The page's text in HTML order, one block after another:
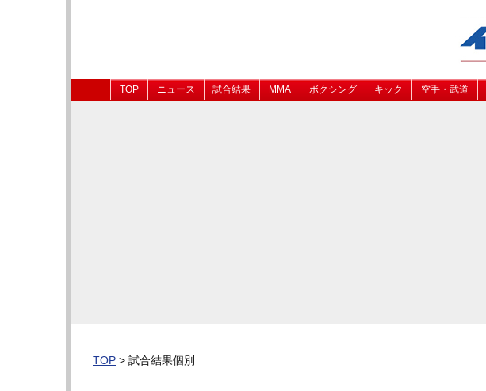
TOP ニュース 試合結果 MMA ボクシング キック 空手・武道
TOP > 試合結果個別